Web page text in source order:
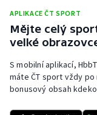
Rychlobruslení
Rychlostní
Short track
APLIKACE ČT SPORT
Mějte celý
velké
S mobilní aplikací,
máte ČT sport vždy
bonusový obsah